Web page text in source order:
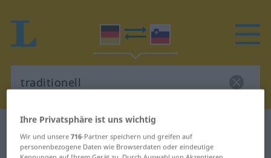
Deutsch-Slowenisch Wörterbuch
Deutsch-Slowenisch Übersetzung
Ihre Privatsphäre ist uns wichtig
Wir und unsere716-Partner speichern und greifen auf
personenbezogene Daten wie Browserdaten oder eindeutige